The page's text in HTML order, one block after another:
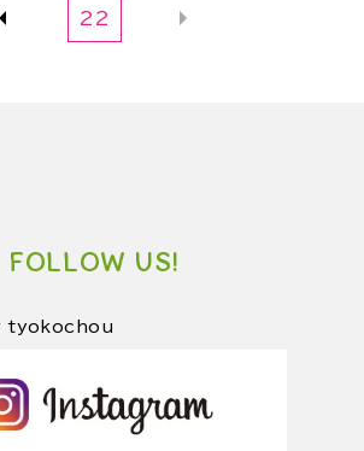
22
FOLLOW US!
tyokochou